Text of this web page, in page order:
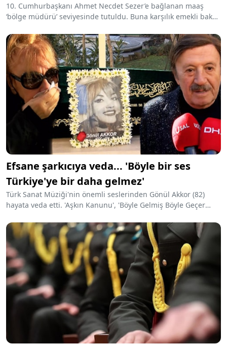
10. Cumhurbaşkanı Ahmet Necdet Sezer’e bağlanan maaş
‘bölge müdürü’ seviyesinde tutuldu. Buna karşılık emekli bakan
Efsane şarkıcıya veda... 'Böyle bir ses
Türkiye'ye bir daha gelmez'
Türk Sanat Müziği'nin önemli seslerinden Gönül Akkor (82)
hayata veda etti. 'Aşkın Kanunu', 'Böyle Gelmiş Böyle Geçer
gönüllere taht kuran Gönül Akkor, bugün İstanbul'da toprağa
verildi.